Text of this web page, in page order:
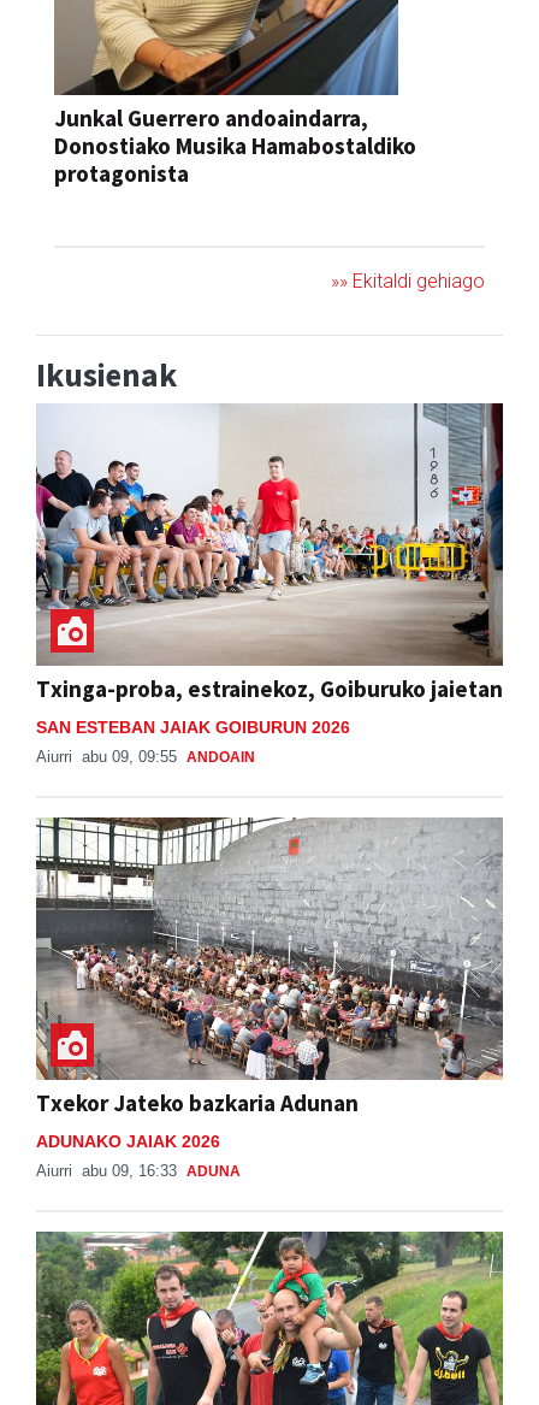
Junkal Guerrero andoaindarra,
Donostiako Musika Hamabostaldiko
protagonista
»» Ekitaldi gehiago
Ikusienak
Txinga-proba, estrainekoz, Goiburuko jaietan
SAN ESTEBAN JAIAK GOIBURUN 2026
Aiurri abu 09, 09:55 ANDOAIN
Txekor Jateko bazkaria Adunan
ADUNAKO JAIAK 2026
Aiurri abu 09, 16:33 ADUNA